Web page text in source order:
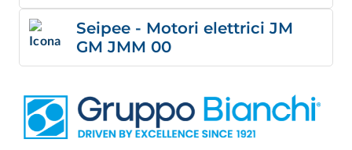
Seipee - Motori elettrici JM
GM JMM 00